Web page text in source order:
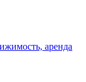
аренда